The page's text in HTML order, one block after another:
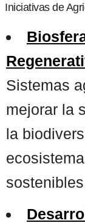
Iniciativas de
Sistemas
mejorar la
la